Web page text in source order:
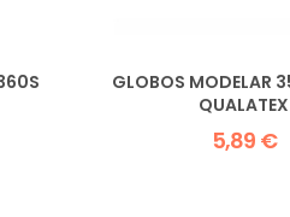
GLOBOS MODELAR
QUALATEX
5,89 €